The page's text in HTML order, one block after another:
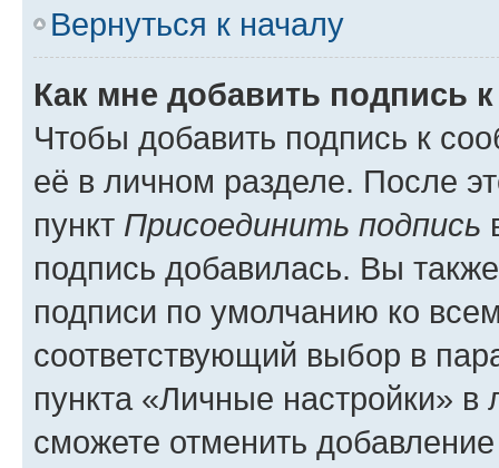
Вернуться к началу
Как мне добавить подпись
Чтобы добавить подпись к
её в личном разделе. После
пункт Присоединить подпись
подпись добавилась. Вы
подписи по умолчанию ко
соответствующий выбор в
пункта «Личные настройки»
сможете отменить